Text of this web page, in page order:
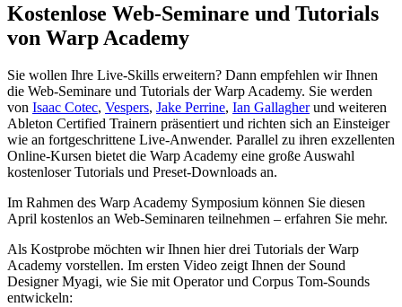
Kostenlose Web-Seminare und Tutorials
von Warp Academy
Sie wollen Ihre Live-Skills erweitern? Dann empfehlen wir Ihnen
die Web-Seminare und Tutorials der Warp Academy. Sie werden
von Isaac Cotec, Vespers, Jake Perrine, Ian Gallagherund weiteren
Ableton Certified Trainern präsentiert und richten sich an Einsteiger
wie an fortgeschrittene Live-Anwender. Parallel zu ihren exzellenten
Online-Kursen bietet die Warp Academy eine große Auswahl
kostenloser Tutorials und Preset-Downloads an.
Im Rahmen des Warp Academy Symposium können Sie diesen
April kostenlos an Web-Seminaren teilnehmen – erfahren Sie mehr.
Als Kostprobe möchten wir Ihnen hier drei Tutorials der Warp
Academy vorstellen. Im ersten Video zeigt Ihnen der Sound
Designer Myagi, wie Sie mit Operator und Corpus Tom-Sounds
entwickeln: